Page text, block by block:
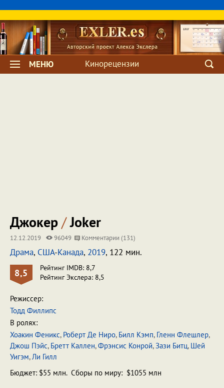
МЕНЮ Кинорецензии
Джокер/Joker
12.12.2019 96049 Комментарии (131)
Драма, США-Канада, 2019, 122 мин.
8,5
Рейтинг IMDB: 8,7
Рейтинг Экслера: 8,5
Режиссер:
Тодд Филлипс
В ролях:
Хоакин Феникс, Роберт Де Ниро, Билл Кэмп, Гленн Флешлер,
Джош Пэйс, Бретт Каллен,Фрэнсис Конрой,Зази Битц, Шей
Уигэм,Ли Гилл
Бюджет: $55 млн. Сборы по миру: $1055 млн